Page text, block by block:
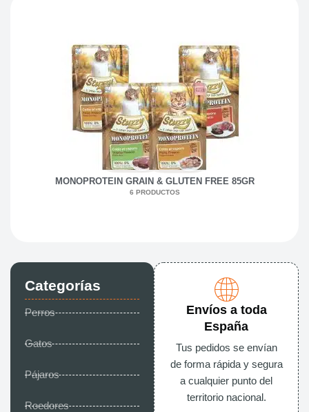
Categorías
Perros
Gatos
Pájaros
Roedores
Envíos a toda
España
Tus pedidos se envían
de forma rápida y segura
a cualquier punto del
territorio nacional.
MONOPROTEIN GRAIN & GLUTEN FREE 85GR
6 PRODUCTOS